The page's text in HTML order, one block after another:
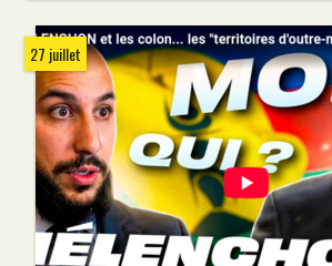
27 juillet